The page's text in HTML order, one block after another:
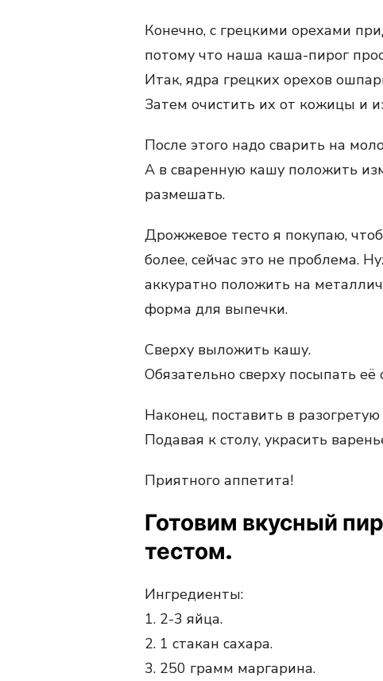
Конечно, с грецкими орехами
потому что наша каша-пирог
Итак, ядра грецких орехов
Затем очистить их от кожицы и
После этого надо сварить на
А в сваренную кашу положить
размешать.
Дрожжевое тесто я покупаю,
более, сейчас это не проблема.
аккуратно положить на
форма для выпечки.
Сверху выложить кашу.
Обязательно сверху посыпать
Наконец, поставить в
Подавая к столу, украсить
Приятного аппетита!
Готовим вкусный
тестом.
Ингредиенты:
1. 2-3 яйца.
2. 1 стакан сахара.
3. 250 грамм маргарина.